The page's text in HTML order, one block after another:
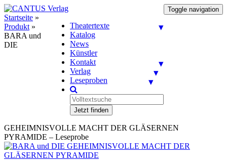
Toggle navigation
Theatertexte
Katalog
News
Künstler
Kontakt
Verlag
Leseproben
Jetzt finden
Startseite »
Produkt »
BARA und
DIE
GEHEIMNISVOLLE MACHT DER GLÄSERNEN
PYRAMIDE – Leseprobe